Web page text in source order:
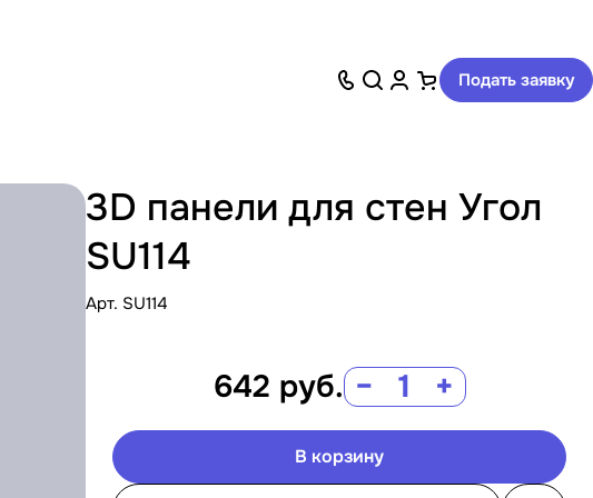
Подать заявку
3D панели для стен Угол
SU114
Арт. SU114
642 руб. − +
В корзину